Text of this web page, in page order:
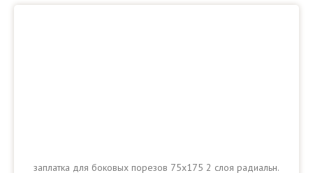
заплатка для боковых порезов 75х175 2 слоя радиальн.